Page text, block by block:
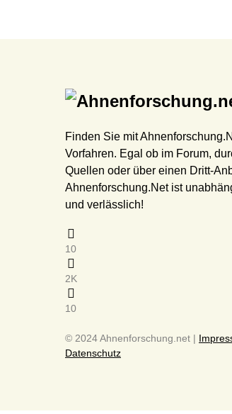
Finden Sie mit
Vorfahren. Egal ob im Forum,
Quellen oder über einen Dritt-
Ahnenforschung.Net ist
und verlässlich!
10
2K
10
© 2024 Ahnenforschung.net |
Datenschutz